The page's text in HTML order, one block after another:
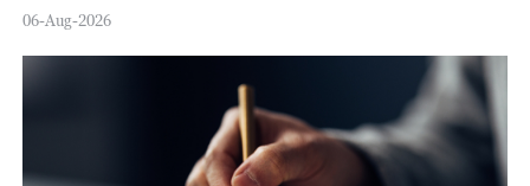
06-Aug-2026